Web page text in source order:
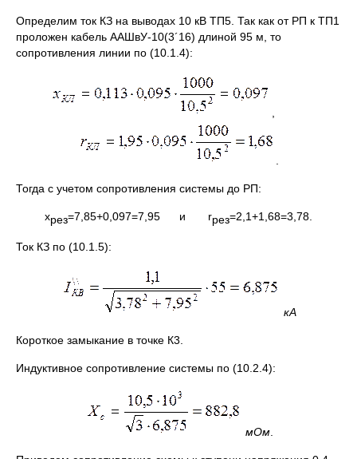
Определим ток КЗ на выводах 10 кВ ТП5. Так как от РП к ТП1
проложен кабель ААШвУ-10(3´16) длиной 95 м, то
сопротивления линии по (10.1.4):
Тогда с учетом сопротивления системы до РП:
хрез=7,85+0,097=7,95 и rрез=2,1+1,68=3,78.
Ток КЗ по (10.1.5):
кА
Короткое замыкание в точке К3.
Индуктивное сопротивление системы по (10.2.4):
мОм.